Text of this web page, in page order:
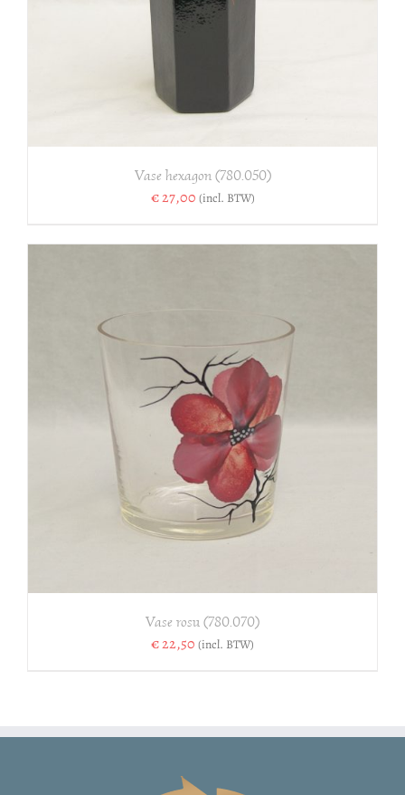
Vase hexagon (780.050)
€27,00 (incl. BTW)
Vase rosu (780.070)
€22,50 (incl. BTW)